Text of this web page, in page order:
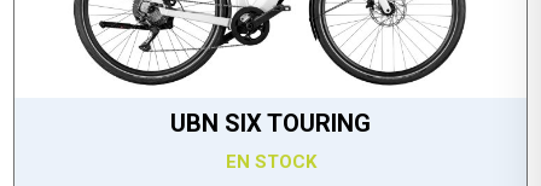
UBN SIX TOURING
EN STOCK